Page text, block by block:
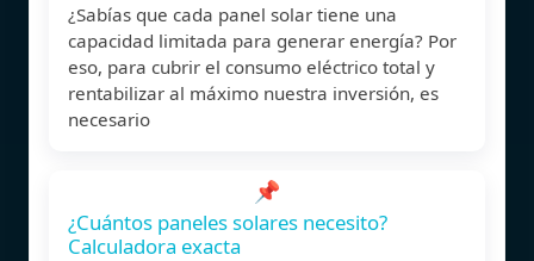
¿Sabías que cada panel solar tiene una
capacidad limitada para generar energía? Por
eso, para cubrir el consumo eléctrico total y
rentabilizar al máximo nuestra inversión, es
necesario
📌
¿Cuántos paneles solares necesito?
Calculadora exacta